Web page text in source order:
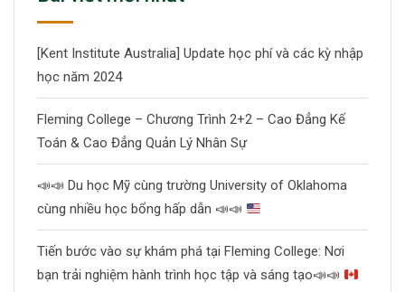
[Kent Institute Australia] Update học phí và các kỳ nhập
học năm 2024
Fleming College – Chương Trình 2+2 – Cao Đẳng Kế
Toán & Cao Đẳng Quản Lý Nhân Sự
📣📣 Du học Mỹ cùng trường University of Oklahoma
cùng nhiều học bổng hấp dẫn 📣📣
Tiến bước vào sự khám phá tại Fleming College: Nơi
bạn trải nghiệm hành trình học tập và sáng tạo📣📣